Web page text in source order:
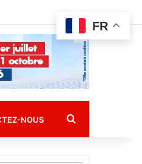
NOUS Rechercher
FR